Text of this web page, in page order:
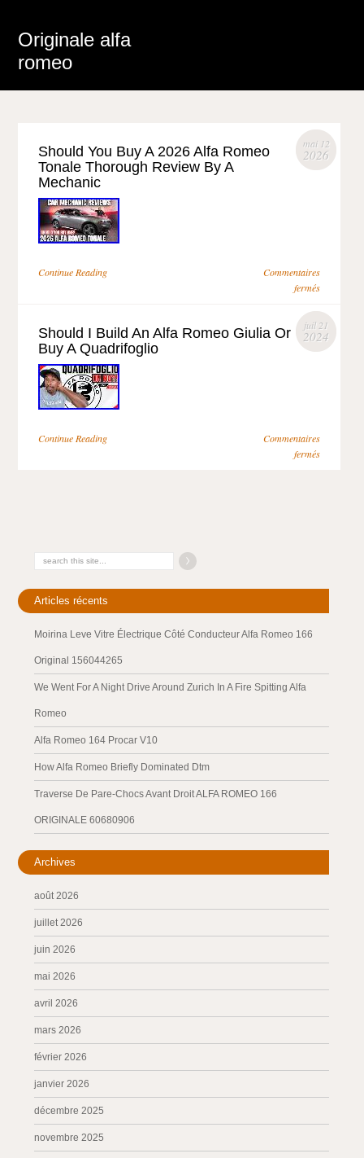
Originale alfa
romeo
mai 12
2026
Should You Buy A 2026 Alfa Romeo
Tonale Thorough Review By A
Mechanic
Continue Reading
Commentaires
fermés
juil 21
2024
Should I Build An Alfa Romeo Giulia Or
Buy A Quadrifoglio
Continue Reading
Commentaires
fermés
Articles récents
Moirina Leve Vitre Électrique Côté Conducteur Alfa Romeo 166
Original 156044265
We Went For A Night Drive Around Zurich In A Fire Spitting Alfa
Romeo
Alfa Romeo 164 Procar V10
How Alfa Romeo Briefly Dominated Dtm
Traverse De Pare-Chocs Avant Droit ALFA ROMEO 166
ORIGINALE 60680906
Archives
août 2026
juillet 2026
juin 2026
mai 2026
avril 2026
mars 2026
février 2026
janvier 2026
décembre 2025
novembre 2025